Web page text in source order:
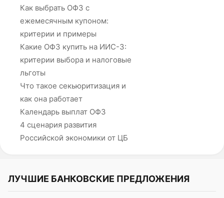
Как выбрать ОФЗ с
ежемесячным купоном:
критерии и примеры
Какие ОФЗ купить на ИИС-3:
критерии выбора и налоговые
льготы
Что такое секьюритизация и
как она работает
Календарь выплат ОФЗ
4 сценария развития
Российской экономики от ЦБ
ЛУЧШИЕ БАНКОВСКИЕ ПРЕДЛОЖЕНИЯ